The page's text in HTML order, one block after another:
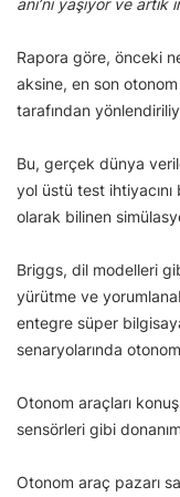
Rapora göre, önceki
aksine, en son
tarafından
Bu, gerçek dünya
yol üstü test
olarak bilinen
Briggs, dil modelleri
yürütme ve
entegre süper
senaryolarında
Otonom araçları
sensörleri gibi
Otonom araç pazarı